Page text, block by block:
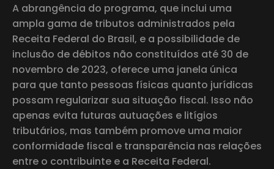
A abrangência do programa, que inclui uma
ampla gama de tributos administrados pela
Receita Federal do Brasil, e a possibilidade de
inclusão de débitos não constituídos até 30 de
novembro de 2023, oferece uma janela única
para que tanto pessoas físicas quanto jurídicas
possam regularizar sua situação fiscal. Isso não
apenas evita futuras autuações e litígios
tributários, mas também promove uma maior
conformidade fiscal e transparência nas relações
entre o contribuinte e a Receita Federal.